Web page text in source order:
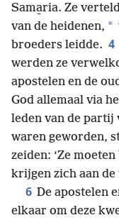
Sama̱ria. Ze
van de heidenen, *
broeders leidde. 4
werden ze
apostelen en de
God allemaal via
leden van de partij
waren geworden,
zeiden: ‘Ze
krijgen zich aan de
6 De apostelen
elkaar om deze